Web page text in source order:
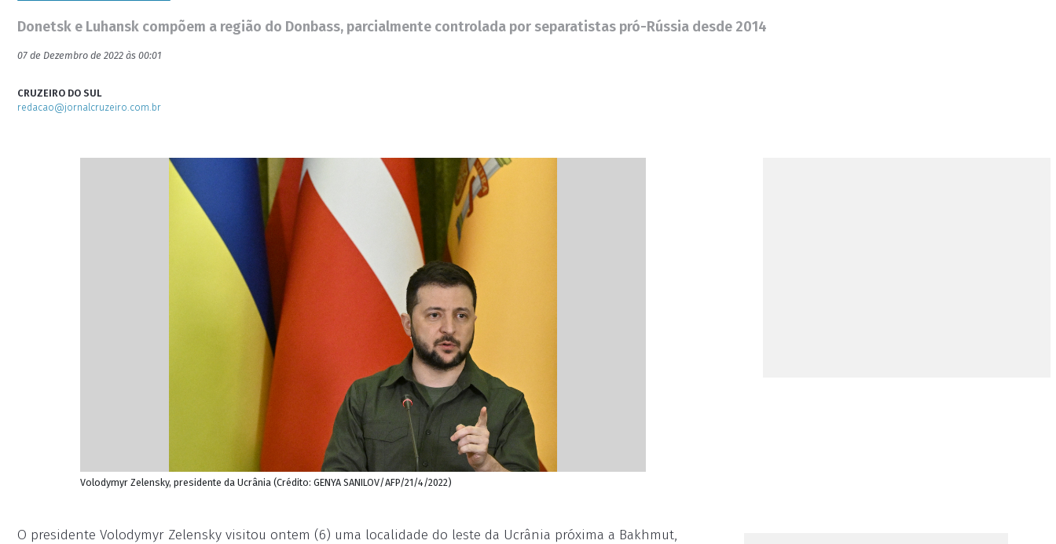
Donetsk e Luhansk compõem a região do Donbass, parcialmente controlada por separatistas pró-Rússia desde 2014
07 de Dezembro de 2022 às 00:01
CRUZEIRO DO SUL
redacao@jornalcruzeiro.com.br
Volodymyr Zelensky, presidente da Ucrânia (Crédito: GENYA SANILOV/AFP/21/4/2022)
O presidente Volodymyr Zelensky visitou ontem (6) uma localidade do leste da Ucrânia próxima a Bakhmut,